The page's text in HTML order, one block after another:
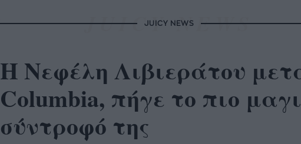
JUICY NEWS
Η Νεφέλη Λιβιεράτου
Columbia, πήγε το πιο
σύντροφό της